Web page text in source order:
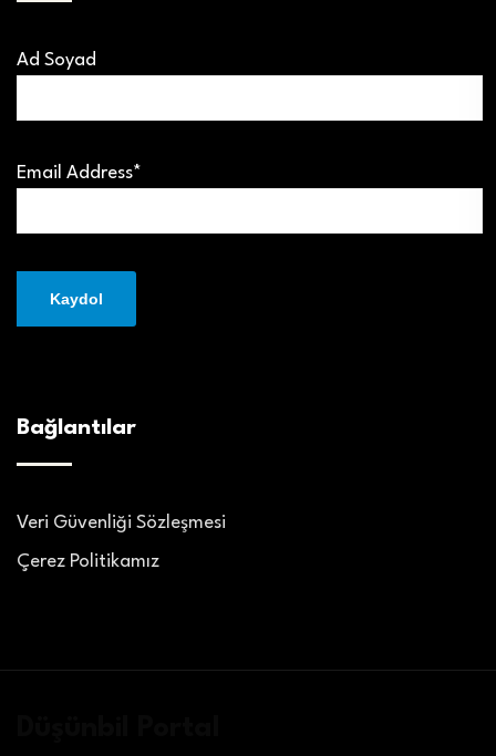
Ad Soyad
Email Address*
Bağlantılar
Veri Güvenliği Sözleşmesi
Çerez Politikamız